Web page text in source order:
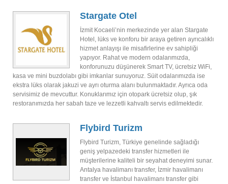
Stargate Otel
İzmit Kocaeli’nin merkezinde yer alan Stargate
Hotel, lüks ve konforu bir araya getiren ayrıcalıklı
hizmet anlayışı ile misafirlerine ev sahipliği
yapıyor. Rahat ve modern odalarımızda,
konforunuzu düşünerek Smart TV, ücretsiz WiFi,
kasa ve mini buzdolabı gibi imkanlar sunuyoruz. Süit odalarımızda ise
ekstra lüks olarak jakuzi ve ayrı oturma alanı bulunmaktadır. Ayrıca oda
servisimiz de mevcuttur. Konuklarımız için otopark ücretsiz olup, şık
restoranımızda her sabah taze ve lezzetli kahvaltı servis edilmektedir.
Flybird Turizm
Flybird Turizm, Türkiye genelinde sağladığı
geniş yelpazedeki transfer hizmetleri ile
müşterilerine kaliteli bir seyahat deneyimi sunar.
Antalya havalimanı transfer, İzmir havalimanı
transfer ve İstanbul havalimanı transfer gibi